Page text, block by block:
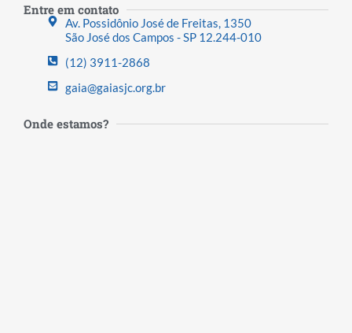
Entre em contato
Av. Possidônio José de Freitas, 1350
São José dos Campos - SP 12.244-010
(12) 3911-2868
gaia@gaiasjc.org.br
Onde estamos?